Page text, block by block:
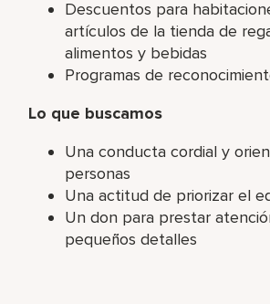
Descuentos para
artículos de la tienda de
alimentos y bebidas
Programas de
Lo que buscamos
Una conducta cordial y
personas
Una actitud de priorizar el
Un don para prestar
pequeños detalles